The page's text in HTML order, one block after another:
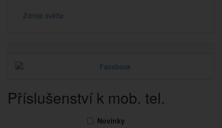
Zdroje světla
Příslušenství k mob. tel.
Novinky